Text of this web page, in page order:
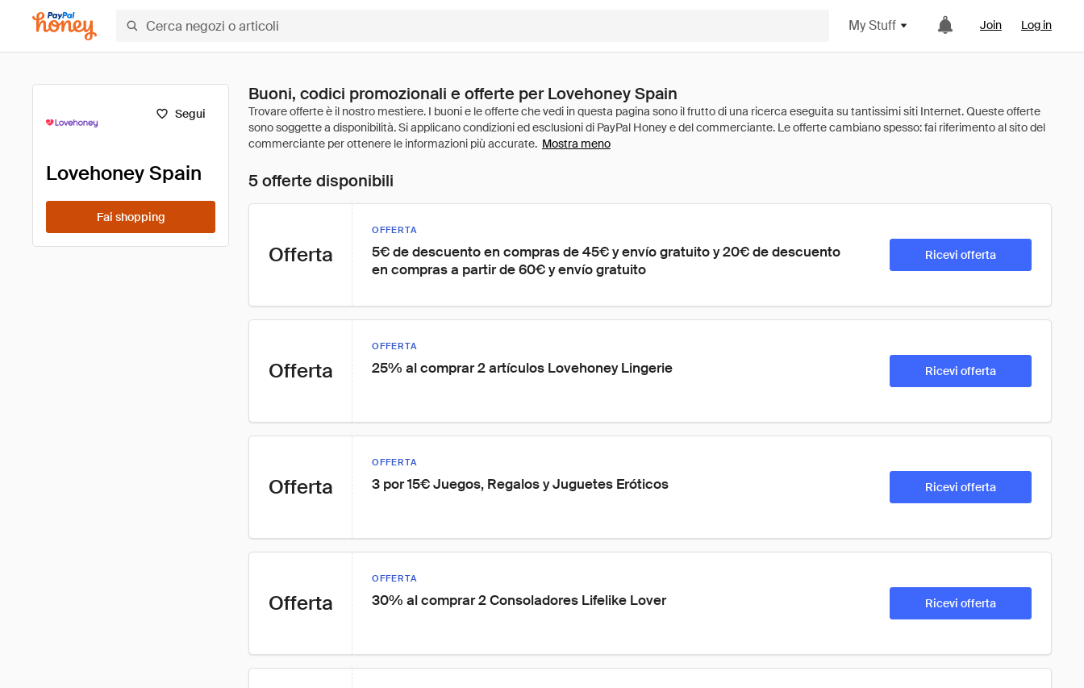
My Stuff Join Log in
Segui
Lovehoney Spain
Fai shopping
Buoni, codici promozionali e offerte per Lovehoney Spain
Mostra meno
5 offerte disponibili
Offerta
OFFERTA
5€ de descuento en compras de 45€ y envío gratuito y 20€ de descuento
en compras a partir de 60€ y envío gratuito
Ricevi offerta
Offerta
OFFERTA
25% al comprar 2 artículos Lovehoney Lingerie Ricevi offerta
Offerta
OFFERTA
3 por 15€ Juegos, Regalos y Juguetes Eróticos Ricevi offerta
Offerta
OFFERTA
30% al comprar 2 Consoladores Lifelike Lover Ricevi offerta